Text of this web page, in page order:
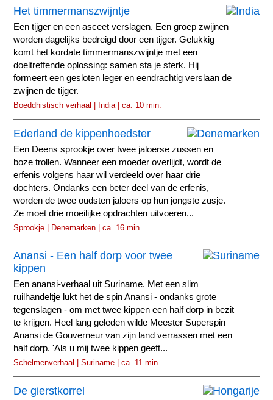
Het timmermanszwijntje
Een tijger en een asceet verslagen. Een groep zwijnen
worden dagelijks bedreigd door een tijger. Gelukkig
komt het kordate timmermanszwijntje met een
doeltreffende oplossing: samen sta je sterk. Hij
formeert een gesloten leger en eendrachtig verslaan de
zwijnen de tijger.
Boeddhistisch verhaal | India | ca. 10 min.
Ederland de kippenhoedster
Een Deens sprookje over twee jaloerse zussen en
boze trollen. Wanneer een moeder overlijdt, wordt de
erfenis volgens haar wil verdeeld over haar drie
dochters. Ondanks een beter deel van de erfenis,
worden de twee oudsten jaloers op hun jongste zusje.
Ze moet drie moeilijke opdrachten uitvoeren...
Sprookje | Denemarken | ca. 16 min.
Anansi - Een half dorp voor twee
kippen
Een anansi-verhaal uit Suriname. Met een slim
ruilhandeltje lukt het de spin Anansi - ondanks grote
tegenslagen - om met twee kippen een half dorp in bezit
te krijgen. Heel lang geleden wilde Meester Superspin
Anansi de Gouverneur van zijn land verrassen met een
half dorp. 'Als u mij twee kippen geeft...
Schelmenverhaal | Suriname | ca. 11 min.
De gierstkorrel